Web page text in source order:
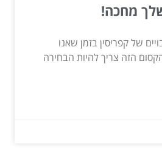
מחכה!
של קפריסין בזמן שאנו
הזה צריך להיות הבחירה